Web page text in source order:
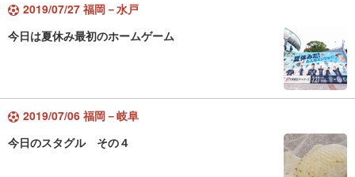
2019/07/27 福岡－水戸
今日は夏休み最初のホームゲーム
2019/07/06 福岡－岐阜
今日のスタグル その４